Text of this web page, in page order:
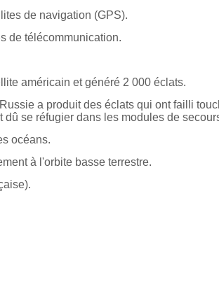
de navigation (GPS).
de télécommunication.
américain et généré 2 000 éclats.
a produit des éclats qui ont failli
se réfugier dans les modules de
océans.
à l'orbite basse terrestre.